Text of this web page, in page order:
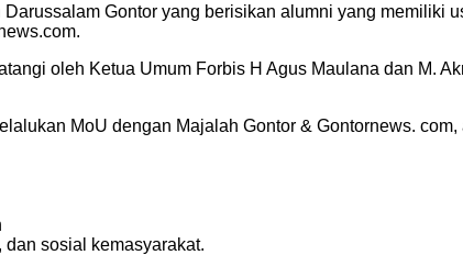
Gontor yang berisikan alumni yang memiliki
oleh Ketua Umum Forbis H Agus Maulana dan M.
MoU dengan Majalah Gontor & Gontornews.
sosial kemasyarakat.